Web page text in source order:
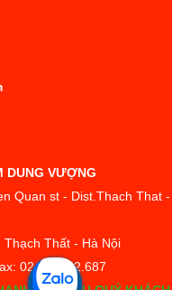
DUNG VƯỢNG
Quan st - Dist.Thach That -
Thất - Hà Nội
02433.842.687